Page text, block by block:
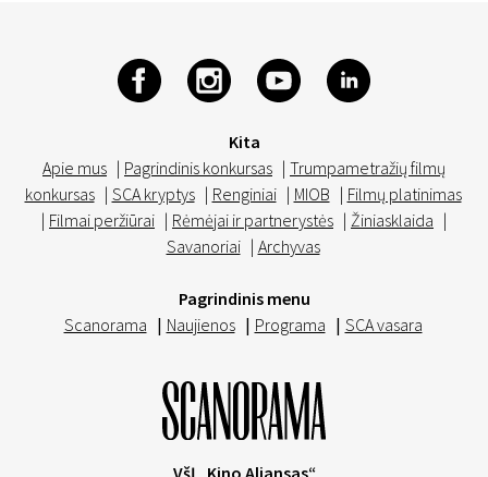
Kita
Apie mus | Pagrindinis konkursas | Trumpametražių filmų
konkursas | SCA kryptys | Renginiai | MIOB | Filmų platinimas
| Filmai peržiūrai | Rėmėjai ir partnerystės | Žiniasklaida |
Savanoriai | Archyvas
Pagrindinis menu
Scanorama | Naujienos | Programa | SCA vasara